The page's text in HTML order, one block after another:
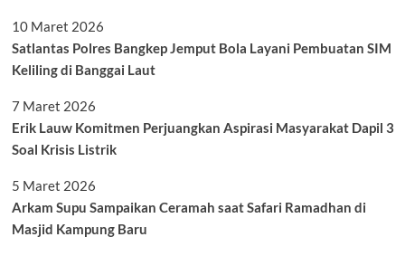
10 Maret 2026
Satlantas Polres Bangkep Jemput Bola Layani Pembuatan SIM
Keliling di Banggai Laut
7 Maret 2026
Erik Lauw Komitmen Perjuangkan Aspirasi Masyarakat Dapil 3
Soal Krisis Listrik
5 Maret 2026
Arkam Supu Sampaikan Ceramah saat Safari Ramadhan di
Masjid Kampung Baru